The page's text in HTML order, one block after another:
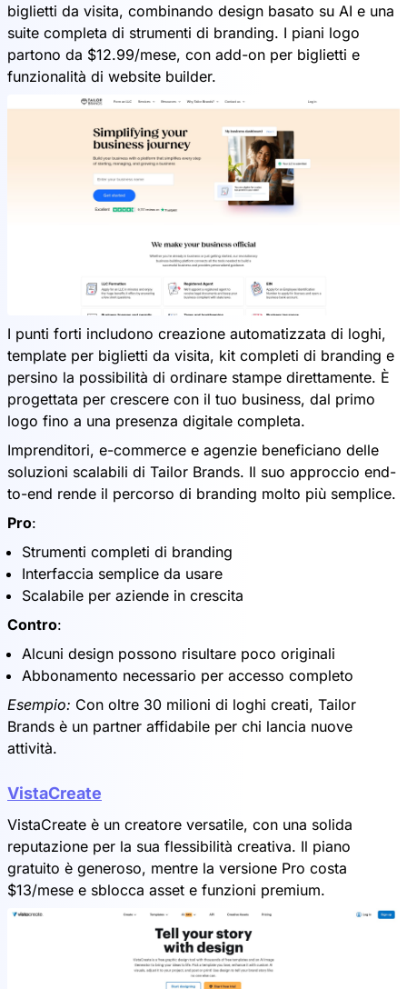
biglietti da visita, combinando design basato su AI e una
suite completa di strumenti di branding. I piani logo
partono da $12.99/mese, con add-on per biglietti e
funzionalità di website builder.
I punti forti includono creazione automatizzata di loghi,
template per biglietti da visita, kit completi di branding e
persino la possibilità di ordinare stampe direttamente. È
progettata per crescere con il tuo business, dal primo
logo fino a una presenza digitale completa.
Imprenditori, e-commerce e agenzie beneficiano delle
soluzioni scalabili di Tailor Brands. Il suo approccio end-
to-end rende il percorso di branding molto più semplice.
Pro:
Strumenti completi di branding
Interfaccia semplice da usare
Scalabile per aziende in crescita
Contro:
Alcuni design possono risultare poco originali
Abbonamento necessario per accesso completo
Esempio: Con oltre 30 milioni di loghi creati, Tailor
Brands è un partner affidabile per chi lancia nuove
attività.
VistaCreate
VistaCreate è un creatore versatile, con una solida
reputazione per la sua flessibilità creativa. Il piano
gratuito è generoso, mentre la versione Pro costa
$13/mese e sblocca asset e funzioni premium.